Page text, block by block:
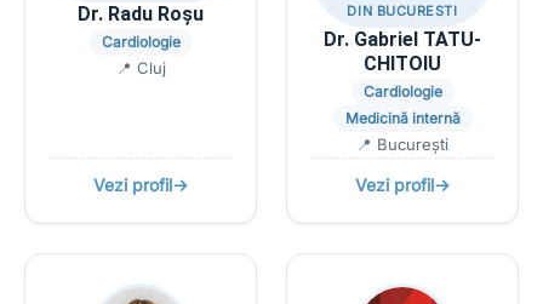
Dr. Radu Roșu
Cardiologie
📍 Cluj
Vezi profil→
DIN BUCURESTI
Dr. Gabriel TATU-
CHITOIU
Cardiologie
Medicină internă
📍 București
Vezi profil→